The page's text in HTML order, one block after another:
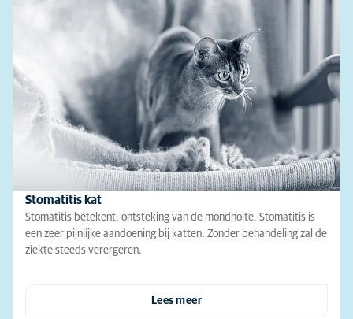
Stomatitis kat
Stomatitis betekent: ontsteking van de mondholte. Stomatitis is
een zeer pijnlijke aandoening bij katten. Zonder behandeling zal de
ziekte steeds verergeren.
Lees meer